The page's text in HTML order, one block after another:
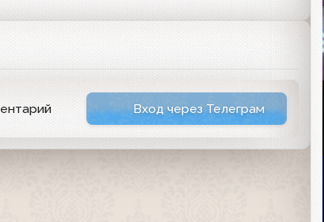
Вход через Телеграм